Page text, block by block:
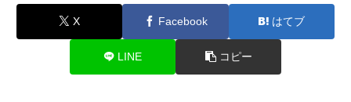
X Facebook はてブ
LINE コピー